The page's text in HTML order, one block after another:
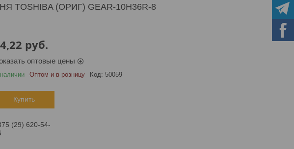
TOSHIBA (ОРИГ) GEAR-10H36R-8
руб.
оптовые цены
Оптом и в розницу Код: 50059
Купить
(29) 620-54-